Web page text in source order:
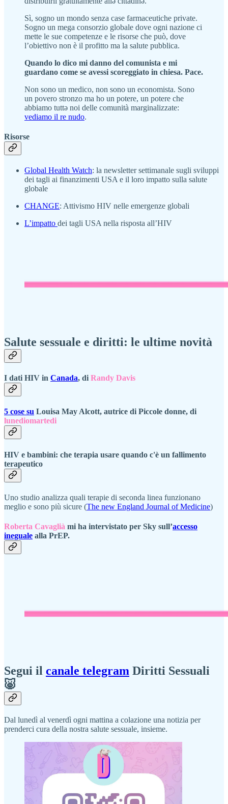
Sì, sogno un mondo senza case farmaceutiche private.
Sogno un mega consorzio globale dove ogni nazione ci
mette le sue competenze e le risorse che può, dove
l’obiettivo non è il profitto ma la salute pubblica.
Quando lo dico mi danno del comunista e mi
guardano come se avessi scoreggiato in chiesa. Pace.
Non sono un medico, non sono un economista. Sono
un povero stronzo ma ho un potere, un potere che
abbiamo tuttə noi delle comunità marginalizzate:
vediamo il re nudo.
Risorse
Global Health Watch: la newsletter settimanale sugli sviluppi
dei tagli ai finanzimenti USA e il loro impatto sulla salute
globale
CHANGE: Attivismo HIV nelle emergenze globali
L’impatto dei tagli USA nella risposta all’HIV
Salute sessuale e diritti: le ultime novità
I dati HIV in Canada, di Randy Davis
5 cose su Louisa May Alcott, autrice di Piccole donne, di
lunediomartedi
HIV e bambini: che terapia usare quando c'è un fallimento
terapeutico
Uno studio analizza quali terapie di seconda linea funzionano
meglio e sono più sicure (The new England Journal of Medicine)
Roberta Cavaglià mi ha intervistato per Sky sull’accesso
ineguale alla PrEP.
Segui il canale telegram Diritti Sessuali
🐷
Dal lunedì al venerdì ogni mattina a colazione una notizia per
prenderci cura della nostra salute sessuale, insieme.